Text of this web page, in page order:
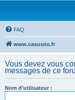
FAQ
www.casusno.fr
Vous devez vous
messages de ce
Nom d’utilisateur :